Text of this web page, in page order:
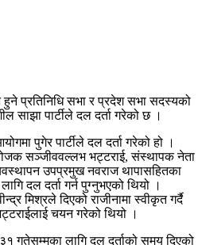
प्रतिनिधि सभा र प्रदेश सभा सदस्यको
साझा पार्टीले दल दर्ता गरेको छ ।
पुगेर पार्टीले दल दर्ता गरेको हो ।
सञ्जीववल्लभ भट्टराई, संस्थापक नेता
उपप्रमुख नवराज थापासहितका
दल दर्ता गर्न पुग्नुभएको थियो ।
मिश्रले दिएको राजीनामा स्वीकृत गर्दै
चयन गरेको थियो ।
गतेसम्मका लागि दल दर्ताको समय दिएको